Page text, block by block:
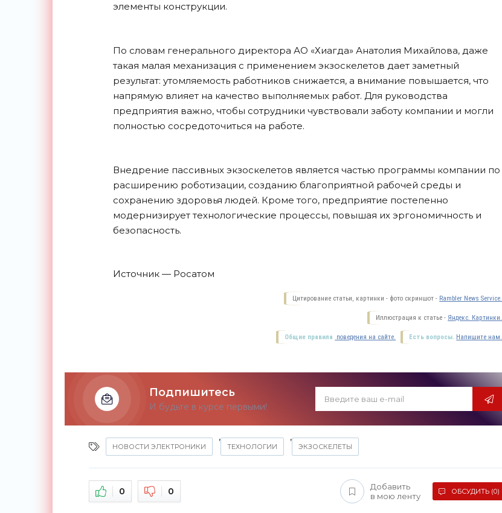
элементы конструкции.
По словам генерального директора АО «Хиагда» Анатолия Михайлова, даже
такая малая механизация с применением экзоскелетов дает заметный
результат: утомляемость работников снижается, а внимание повышается, что
напрямую влияет на качество выполняемых работ. Для руководства
предприятия важно, чтобы сотрудники чувствовали заботу компании и могли
полностью сосредоточиться на работе.
Внедрение пассивных экзоскелетов является частью программы компании по
расширению роботизации, созданию благоприятной рабочей среды и
сохранению здоровья людей. Кроме того, предприятие постепенно
модернизирует технологические процессы, повышая их эргономичность и
безопасность.
Источник — Росатом
Цитирование статьи, картинки - фото скриншот - Rambler News Service.
Иллюстрация к статье - Яндекс. Картинки.
Есть вопросы. Напишите нам.
Общие правила поведения на сайте.
Подпишитесь
И будьте в курсе первыми!
НОВОСТИ ЭЛЕКТРОНИКИ
,
ТЕХНОЛОГИИ
,
ЭКЗОСКЕЛЕТЫ
0 0
Добавить
в мою ленту
ОБСУДИТЬ (0)